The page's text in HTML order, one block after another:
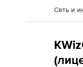
Сеть и